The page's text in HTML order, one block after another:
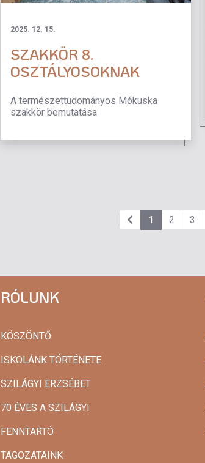
2025. 12. 15.
SZAKKÖR 8.
OSZTÁLYOSOKNAK
A természettudományos Mókuska
szakkör bemutatása
1 2 3
RÓLUNK
KÖSZÖNTŐ
ISKOLÁNK TÖRTÉNETE
SZILÁGYI ERZSÉBET
70 ÉVES A SZILÁGYI
FENNTARTÓ
TAGOZATAINK